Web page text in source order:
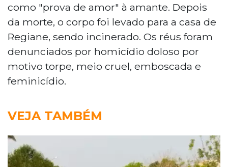
como "prova de amor" à amante. Depois
da morte, o corpo foi levado para a casa de
Regiane, sendo incinerado. Os réus foram
denunciados por homicídio doloso por
motivo torpe, meio cruel, emboscada e
feminicídio.
VEJA TAMBÉM